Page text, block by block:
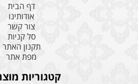
דף הבית
אודותינו
צור קשר
סל קניות
תקנון האתר
מפת אתר
קטגוריות